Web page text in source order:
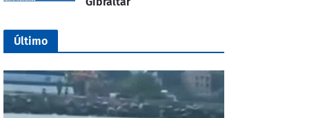
Último